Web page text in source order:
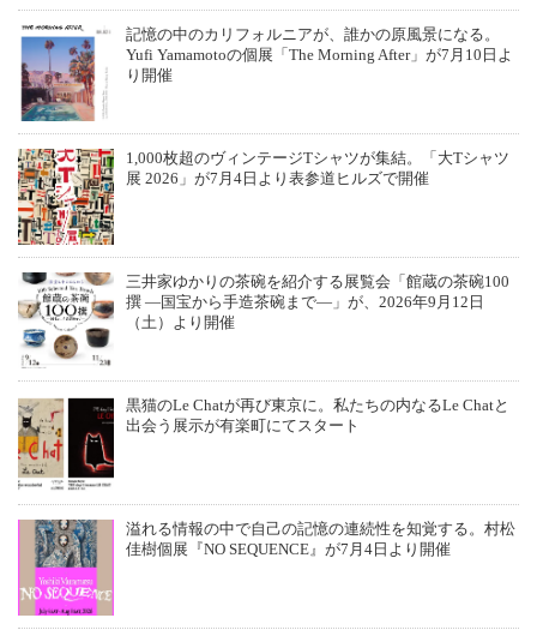
記憶の中のカリフォルニアが、誰かの原風景になる。
Yufi Yamamotoの個展「The Morning After」が7月10日よ
り開催
1,000枚超のヴィンテージTシャツが集結。「大Tシャツ
展 2026」が7月4日より表参道ヒルズで開催
三井家ゆかりの茶碗を紹介する展覧会「館蔵の茶碗100
撰 ―国宝から手造茶碗まで―」が、2026年9月12日
（土）より開催
黒猫のLe Chatが再び東京に。私たちの内なるLe Chatと
出会う展示が有楽町にてスタート
溢れる情報の中で自己の記憶の連続性を知覚する。村松
佳樹個展『NO SEQUENCE』が7月4日より開催